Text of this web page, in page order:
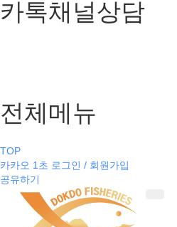
카톡채널상담
전체메뉴
TOP
카카오 1초 로그인 / 회원가입
공유하기